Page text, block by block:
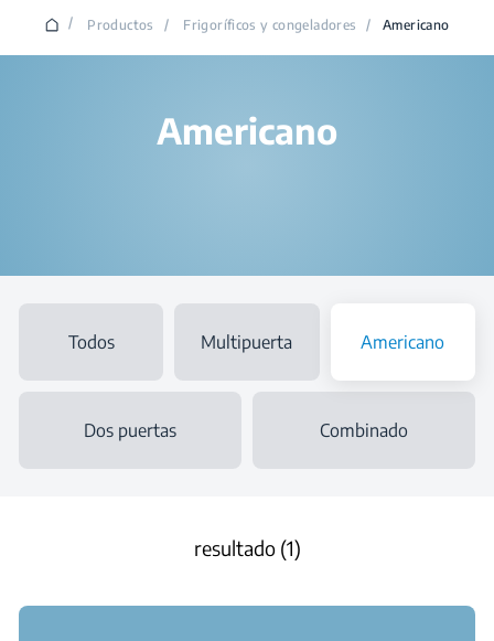
/ Productos / Frigoríficos y congeladores / Americano
Americano
Todos Multipuerta Americano
Dos puertas Combinado
resultado (1)